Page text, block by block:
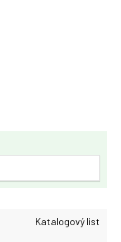
Katalogový list